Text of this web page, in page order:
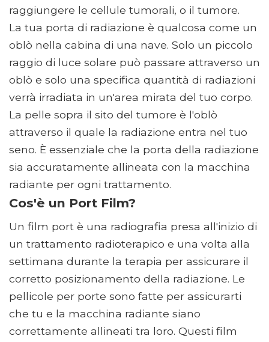
raggiungere le cellule tumorali, o il tumore.
La tua porta di radiazione è qualcosa come un
oblò nella cabina di una nave. Solo un piccolo
raggio di luce solare può passare attraverso un
oblò e solo una specifica quantità di radiazioni
verrà irradiata in un'area mirata del tuo corpo.
La pelle sopra il sito del tumore è l'oblò
attraverso il quale la radiazione entra nel tuo
seno. È essenziale che la porta della radiazione
sia accuratamente allineata con la macchina
radiante per ogni trattamento.
Cos'è un Port Film?
Un film port è una radiografia presa all'inizio di
un trattamento radioterapico e una volta alla
settimana durante la terapia per assicurare il
corretto posizionamento della radiazione. Le
pellicole per porte sono fatte per assicurarti
che tu e la macchina radiante siano
correttamente allineati tra loro. Questi film